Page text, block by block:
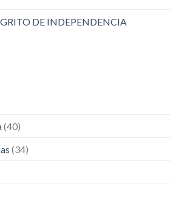
DE INDEPENDENCIA
(40)
(34)